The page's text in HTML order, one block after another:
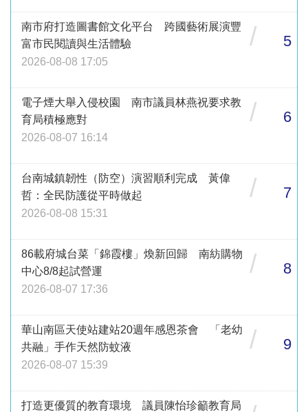
南市府打造圖書館文化平台 跨國藝術展演豐
富市民閱讀與生活體驗
2026-08-08 17:05
/ 5
電子煙大舉入侵校園 南市議員林燕祝要求教
育局積極應對
2026-08-07 16:14
/ 6
台南城鎮韌性（防空）演習順利完成 黃偉
哲：全民防護從平時做起
2026-08-08 15:31
/ 7
86載府城台菜「錦霞樓」煥新回歸 南紡購物
中心8/8起試營運
2026-08-07 17:36
/ 8
華山南區天使站建站20週年感恩茶會 「老幼
共融」手作天然防蚊液
2026-08-07 15:39
/ 9
打造更優質的教育環境 議員陳怡珍籲教育局